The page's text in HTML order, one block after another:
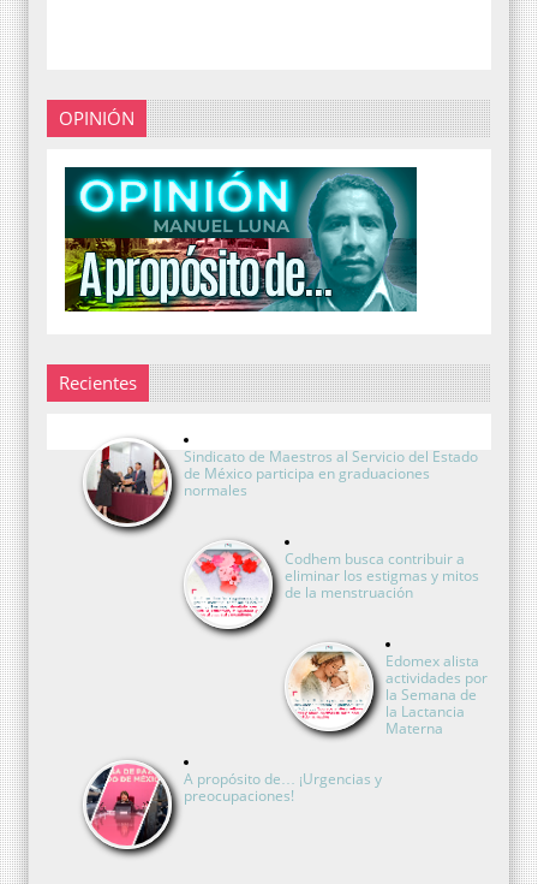
OPINIÓN
Recientes
Sindicato de Maestros al Servicio del Estado
de México participa en graduaciones
normales
Codhem busca contribuir a
eliminar los estigmas y mitos
de la menstruación
Edomex alista
actividades por
la Semana de
la Lactancia
Materna
A propósito de… ¡Urgencias y
preocupaciones!